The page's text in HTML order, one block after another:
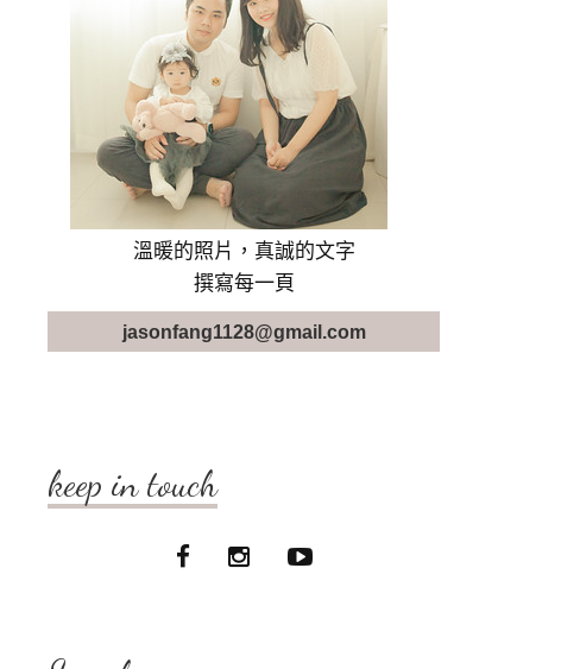
溫暖的照片，真誠的文字
撰寫每一頁
jasonfang1128@gmail.com
keep in touch